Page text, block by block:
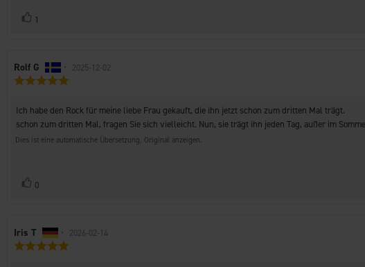
Stimme
1
Autor
der
Rolf G • Bewertungsdatum:
2025-12-02
5
Sternen
Rezensionstext:
Ich habe den Rock für meine liebe Frau gekauft, die ihn jetzt schon zum dritten Mal trägt.
schon zum dritten Mal, fragen Sie sich vielleicht. Nun, sie trägt ihn jeden Tag, außer im
Dies ist eine automatische Übersetzung. Original anzeigen.
Stimme
0
Autor
der
Iris T • Bewertungsdatum:
2026-02-14